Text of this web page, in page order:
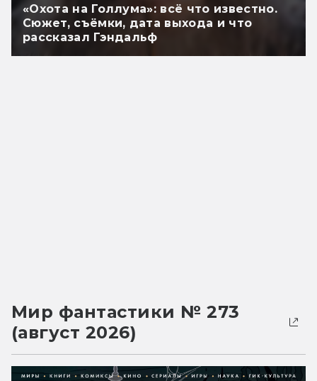
«Охота на Голлума»: всё что известно.
Сюжет, съёмки, дата выхода и что
рассказал Гэндальф
Мир фантастики № 273
(август 2026)